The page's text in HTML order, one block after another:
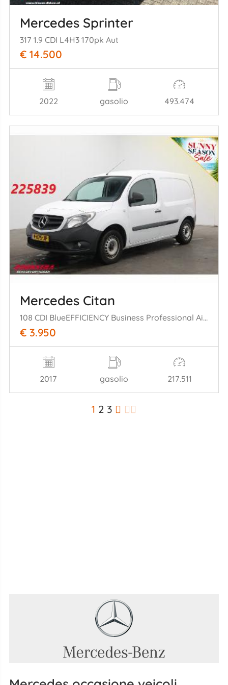
Mercedes Sprinter
317 1.9 CDI L4H3 170pk Aut
€ 14.500
2022 gasolio 493.474
Mercedes Citan
108 CDI BlueEFFICIENCY Business Professional Airco Bluetooth
€ 3.950
2017 gasolio 217.511
1 2 3